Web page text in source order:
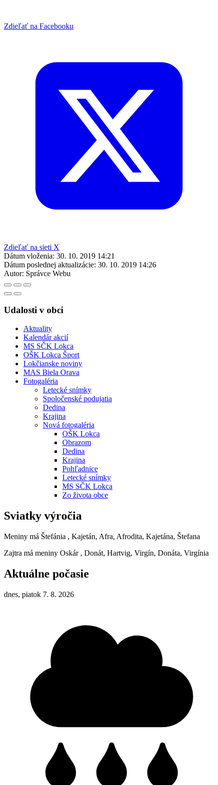
Zdieľať na Facebooku
Zdieľať na sieti X
Dátum vloženia: 30. 10. 2019 14:21
Dátum poslednej aktualizácie: 30. 10. 2019 14:26
Autor: Správce Webu
Udalosti v obci
Aktuality
Kalendár akcií
MS SČK Lokca
OŠK Lokca Šport
Lokčianske noviny
MAS Biela Orava
Fotogaléria
Letecké snímky
Spoločenské podujatia
Dedina
Krajina
Nová fotogaléria
OŠK Lokca
Obrazom
Dedina
Krajina
Pohľadnice
Letecké snímky
MS SČK Lokca
Zo života obce
Sviatky výročia
Meniny má Štefánia , Kajetán, Afra, Afrodita, Kajetána, Štefana
Zajtra má meniny Oskár , Donát, Hartvig, Virgín, Donáta, Virgínia
Aktuálne počasie
dnes, piatok 7. 8. 2026